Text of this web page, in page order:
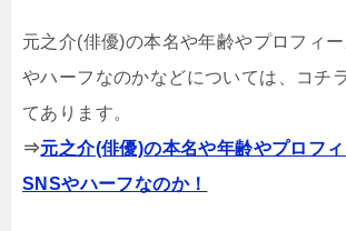
元之介(俳優)の本名や年齢やプロフィ
やハーフなのかなどについては、コチ
てあります。
⇒元之介(俳優)の本名や年齢やプロフ
SNSやハーフなのか！